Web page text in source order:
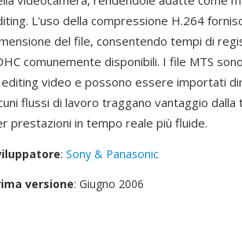
L'uso della compressione H.264
del file, consentendo tempi di
comunemente disponibili. I file MTS
video e possono essere importati
flussi di lavoro traggano vantaggio
prestazioni in tempo reale più fluide.
: Sony & Panasonic
versione: Giugno 2006